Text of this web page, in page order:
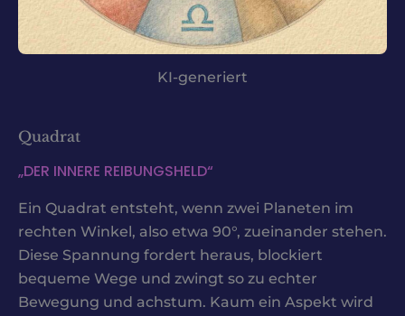
KI-generiert
Quadrat
„DER INNERE REIBUNGSHELD“
Ein Quadrat entsteht, wenn zwei Planeten im
rechten Winkel, also etwa 90°, zueinander stehen.
Diese Spannung fordert heraus, blockiert
bequeme Wege und zwingt so zu echter
Bewegung und achstum. Kaum ein Aspekt wird